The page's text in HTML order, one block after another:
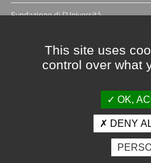
Fundazione di l'Università
Crédits et mentions légales
Espace
This site uses
control over what
OK,
DENY